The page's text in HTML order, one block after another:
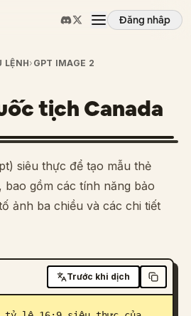
Đăng nhập
LỆNH› GPT IMAGE 2
tịch Canada
siêu thực để tạo mẫu thẻ
gồm các tính năng bảo
ảnh ba chiều và các chi tiết
Trước khi dịch